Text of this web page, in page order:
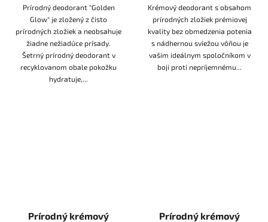
Prírodný deodorant "Golden
Glow" je zložený z čisto
prírodných zložiek a neobsahuje
žiadne nežiadúce prísady.
Šetrný prírodný deodorant v
recyklovanom obale pokožku
hydratuje,...
Krémový deodorant s obsahom
prírodných zložiek prémiovej
kvality bez obmedzenia potenia
s nádhernou sviežou vôňou je
vašim ideálnym spoločníkom v
boji proti nepríjemnému...
Prírodný krémový
Prírodný krémový